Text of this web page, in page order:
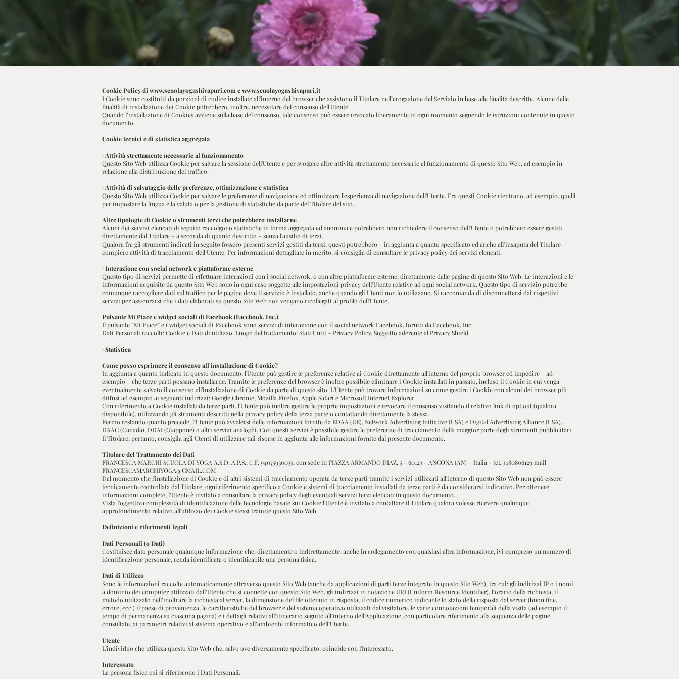
Cookie Policy di www.scuolayogashivapuri.com ewww.scuolayogashivapuri.it
I Cookie sono costituiti da porzioni di codice installate all'interno del browser che assistono il Titolare nell’erogazione del Servizio in base alle finalità descritte. Alcune delle
finalità di installazione dei Cookie potrebbero, inoltre, necessitare del consenso dell'Utente.
Quando l’installazione di Cookies avviene sulla base del consenso, tale consenso può essere revocato liberamente in ogni momento seguendo le istruzioni contenute in questo
documento.
Cookie tecnici e di statistica aggregata
· Attività strettamente necessarie al funzionamento
Questo Sito Web utilizza Cookie per salvare la sessione dell'Utente e per svolgere altre attività strettamente necessarie al funzionamento di questo Sito Web, ad esempio in
relazione alla distribuzione del traffico.
· Attività di salvataggio delle preferenze, ottimizzazione e statistica
Questo Sito Web utilizza Cookie per salvare le preferenze di navigazione ed ottimizzare l'esperienza di navigazione dell'Utente. Fra questi Cookie rientrano, ad esempio, quelli
per impostare la lingua e la valuta o per la gestione di statistiche da parte del Titolare del sito.
Altre tipologie di Cookie o strumenti terzi che potrebbero installarne
Alcuni dei servizi elencati di seguito raccolgono statistiche in forma aggregata ed anonima e potrebbero non richiedere il consenso dell'Utente o potrebbero essere gestiti
direttamente dal Titolare – a seconda di quanto descritto – senza l'ausilio di terzi.
Qualora fra gli strumenti indicati in seguito fossero presenti servizi gestiti da terzi, questi potrebbero – in aggiunta a quanto specificato ed anche all’insaputa del Titolare –
compiere attività di tracciamento dell’Utente. Per informazioni dettagliate in merito, si consiglia di consultare le privacy policy dei servizi elencati.
· Interazione con social network e piattaforme esterne
Questo tipo di servizi permette di effettuare interazioni con i social network, o con altre piattaforme esterne, direttamente dalle pagine di questo Sito Web. Le interazioni e le
informazioni acquisite da questo Sito Web sono in ogni caso soggette alle impostazioni privacy dell’Utente relative ad ogni social network. Questo tipo di servizio potrebbe
comunque raccogliere dati sul traffico per le pagine dove il servizio è installato, anche quando gli Utenti non lo utilizzano. Si raccomanda di disconnettersi dai rispettivi
servizi per assicurarsi che i dati elaborati su questo Sito Web non vengano ricollegati al profilo dell'Utente.
Pulsante Mi Piace e widget sociali di Facebook (Facebook, Inc.)
Il pulsante “Mi Piace” e i widget sociali di Facebook sono servizi di interazione con il social network Facebook, forniti da Facebook, Inc.
Dati Personali raccolti: Cookie e Dati di utilizzo. Luogo del trattamento: Stati Uniti – Privacy Policy. Soggetto aderente al Privacy Shield.
· Statistica
Come posso esprimere il consenso all'installazione di Cookie?
In aggiunta a quanto indicato in questo documento, l'Utente può gestire le preferenze relative ai Cookie direttamente all'interno del proprio browser ed impedire – ad
esempio – che terze parti possano installarne. Tramite le preferenze del browser è inoltre possibile eliminare i Cookie installati in passato, incluso il Cookie in cui venga
eventualmente salvato il consenso all'installazione di Cookie da parte di questo sito. L'Utente può trovare informazioni su come gestire i Cookie con alcuni dei browser più
diffusi ad esempio ai seguenti indirizzi: Google Chrome, Mozilla Firefox, Apple Safari e Microsoft Internet Explorer.
Con riferimento a Cookie installati da terze parti, l'Utente può inoltre gestire le proprie impostazioni e revocare il consenso visitando il relativo link di opt out (qualora
disponibile), utilizzando gli strumenti descritti nella privacy policy della terza parte o contattando direttamente la stessa.
Fermo restando quanto precede, l’Utente può avvalersi delle informazioni fornite da EDAA (UE), Network Advertising Initiative (USA) e Digital Advertising Alliance (USA),
DAAC (Canada), DDAI (Giappone) o altri servizi analoghi. Con questi servizi è possibile gestire le preferenze di tracciamento della maggior parte degli strumenti pubblicitari.
Il Titolare, pertanto, consiglia agli Utenti di utilizzare tali risorse in aggiunta alle informazioni fornite dal presente documento.
Titolare del Trattamento dei Dati
FRANCESCA MARCHI SCUOLA DI YOGA A.S.D. A.P.S., C.F. 94075930035, con sede in PIAZZA ARMANDO DIAZ, 5 - 60123 - ANCONA (AN) – Italia - tel. 3480806129 mail
FRANCESCAMARCHIYOGA@GMAIL.COM
Dal momento che l'installazione di Cookie e di altri sistemi di tracciamento operata da terze parti tramite i servizi utilizzati all'interno di questo Sito Web non può essere
tecnicamente controllata dal Titolare, ogni riferimento specifico a Cookie e sistemi di tracciamento installati da terze parti è da considerarsi indicativo. Per ottenere
informazioni complete, l’Utente è invitato a consultare la privacy policy degli eventuali servizi terzi elencati in questo documento.
Vista l'oggettiva complessità di identificazione delle tecnologie basate sui Cookie l'Utente è invitato a contattare il Titolare qualora volesse ricevere qualunque
approfondimento relativo all'utilizzo dei Cookie stessi tramite questo Sito Web.
Definizioni e riferimenti legali
Dati Personali (o Dati)
Costituisce dato personale qualunque informazione che, direttamente o indirettamente, anche in collegamento con qualsiasi altra informazione, ivi compreso un numero di
identificazione personale, renda identificata o identificabile una persona fisica.
Dati di Utilizzo
Sono le informazioni raccolte automaticamente attraverso questo Sito Web (anche da applicazioni di parti terze integrate in questo Sito Web), tra cui: gli indirizzi IP o i nomi
a dominio dei computer utilizzati dall’Utente che si connette con questo Sito Web, gli indirizzi in notazione URI (Uniform Resource Identifier), l’orario della richiesta, il
metodo utilizzato nell’inoltrare la richiesta al server, la dimensione del file ottenuto in risposta, il codice numerico indicante lo stato della risposta dal server (buon fine,
errore, ecc.) il paese di provenienza, le caratteristiche del browser e del sistema operativo utilizzati dal visitatore, le varie connotazioni temporali della visita (ad esempio il
tempo di permanenza su ciascuna pagina) e i dettagli relativi all’itinerario seguito all’interno dell’Applicazione, con particolare riferimento alla sequenza delle pagine
consultate, ai parametri relativi al sistema operativo e all’ambiente informatico dell’Utente.
Utente
L'individuo che utilizza questo Sito Web che, salvo ove diversamente specificato, coincide con l'Interessato.
Interessato
La persona fisica cui si riferiscono i Dati Personali.